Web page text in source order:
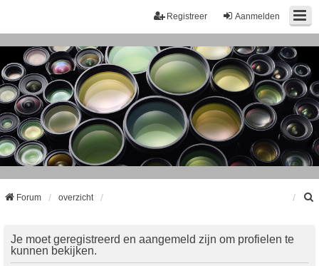
Aanmelden
Registreer
Forum overzicht
Je moet geregistreerd en aangemeld zijn om profielen te
kunnen bekijken.